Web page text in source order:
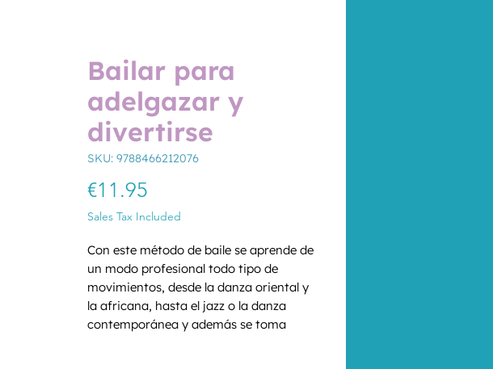
Bailar para
adelgazar y
divertirse
SKU: 9788466212076
€11.95
Sales Tax Included
Con este método de baile se aprende de
un modo profesional todo tipo de
movimientos, desde la danza oriental y
la africana, hasta el jazz o la danza
contemporánea y además se toma